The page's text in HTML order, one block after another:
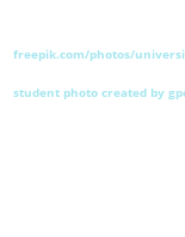
freepik.com/photos/
student photo created by